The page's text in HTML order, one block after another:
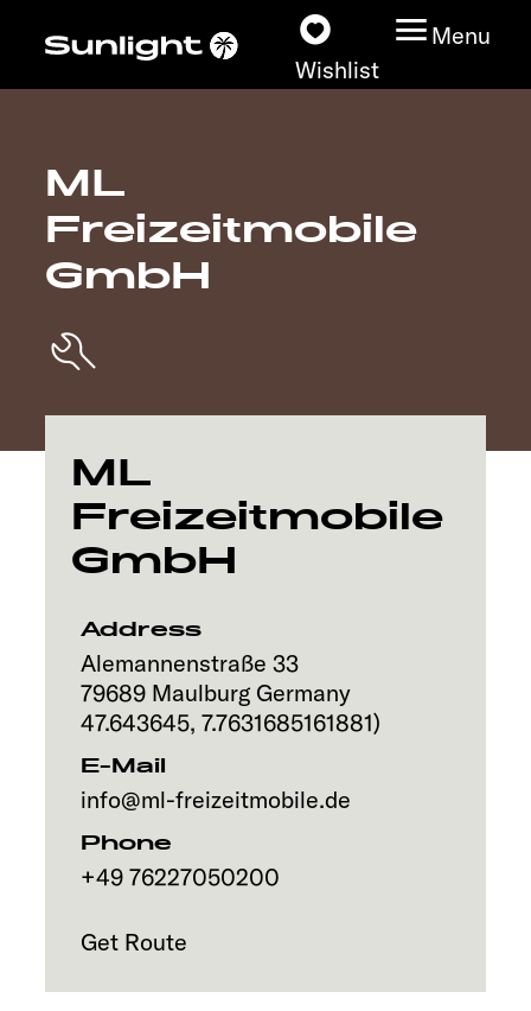
Wishlist
Menu
Models
Configurator
Vehicle Guide
Explore
Service
ML
Freizeitmobile
GmbH
ML
Freizeitmobile
GmbH
Address
Alemannenstraße 33
79689 Maulburg Germany
47.643645, 7.7631685161881)
E-Mail
info@ml-freizeitmobile.de
Phone
+49 76227050200
Get Route